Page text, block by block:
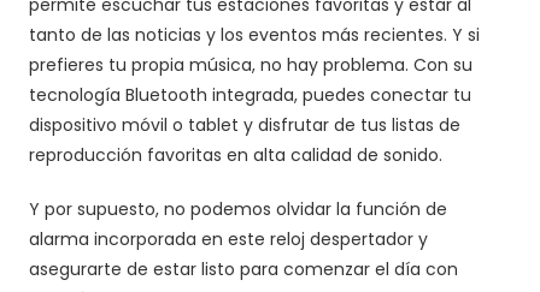
permite escuchar tus estaciones favoritas y estar al
tanto de las noticias y los eventos más recientes. Y si
prefieres tu propia música, no hay problema. Con su
tecnología Bluetooth integrada, puedes conectar tu
dispositivo móvil o tablet y disfrutar de tus listas de
reproducción favoritas en alta calidad de sonido.
Y por supuesto, no podemos olvidar la función de
alarma incorporada en este reloj despertador y
asegurarte de estar listo para comenzar el día con